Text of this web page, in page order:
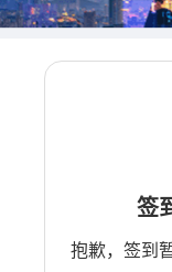
签
抱歉，签到